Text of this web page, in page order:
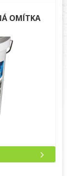
OMÍTKA